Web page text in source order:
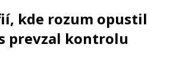
kde rozum opustil
prevzal kontrolu